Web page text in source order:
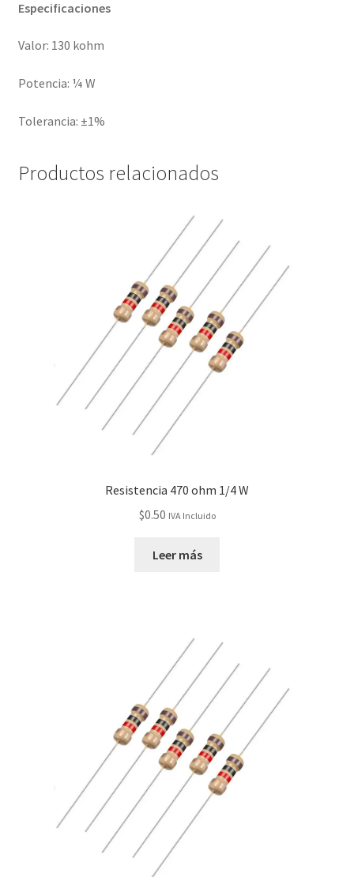
Especificaciones
Valor: 130 kohm
Potencia: ¼ W
Tolerancia: ±1%
Productos relacionados
Resistencia 470 ohm 1/4 W
$0.50 IVA Incluido
Leer más